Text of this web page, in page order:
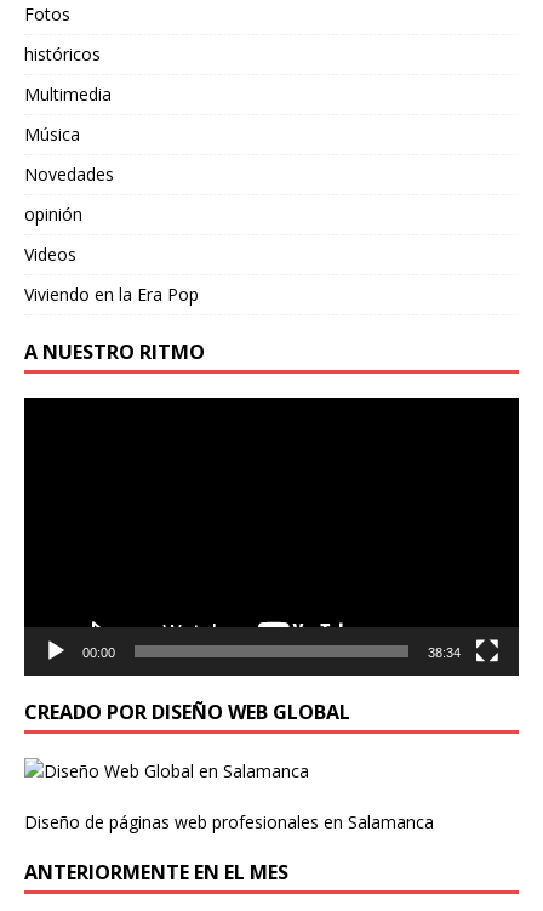
Fotos
históricos
Multimedia
Música
Novedades
opinión
Videos
Viviendo en la Era Pop
A NUESTRO RITMO
00:00 38:34
CREADO POR DISEÑO WEB GLOBAL
Diseño de páginas web profesionales en Salamanca
ANTERIORMENTE EN EL MES